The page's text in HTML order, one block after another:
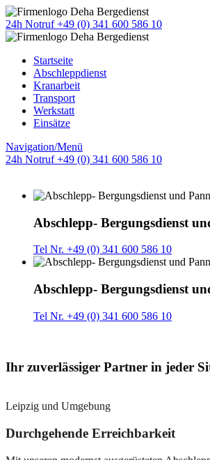
24h Notruf +49 (0) 341 600 586 10
Startseite
Abschleppdienst
Kranarbeit
Transport
Werkstatt
Einsätze
Navigation/Menü
24h Notruf +49 (0) 341 600 586 10
Abschlepp- Bergungsdienst
Tel Nr. +49 (0) 341 600 586 10
Abschlepp- Bergungsdienst
Tel Nr. +49 (0) 341 600 586 10
Ihr zuverlässiger Partner in jeder
Leipzig und Umgebung
Durchgehende Erreichbarkeit